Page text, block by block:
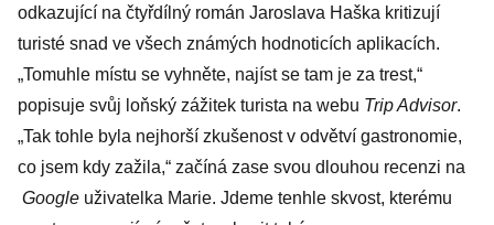
odkazující na čtyřdílný román Jaroslava Haška kritizují
turisté snad ve všech známých hodnoticích aplikacích.
„Tomuhle místu se vyhněte, najíst se tam je za trest,“
popisuje svůj loňský zážitek turista na webu Trip Advisor.
„Tak tohle byla nejhorší zkušenost v odvětví gastronomie,
co jsem kdy zažila,“ začíná zase svou dlouhou recenzi na
Google uživatelka Marie. Jdeme tenhle skvost, kterému